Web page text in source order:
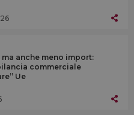
ma anche meno import:
commerciale
Ue